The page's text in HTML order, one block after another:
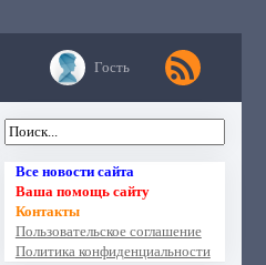
Гость
Все новости сайта
Ваша помощь сайту
Контакты
Пользовательское соглашение
Политика конфиденциальности